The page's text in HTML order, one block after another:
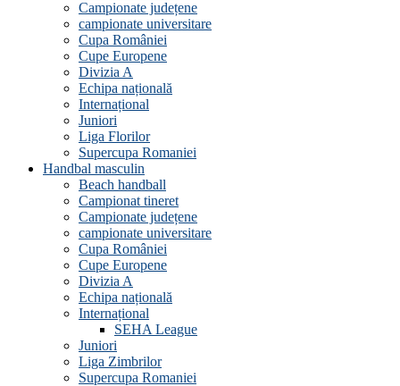
Campionate județene
campionate universitare
Cupa României
Cupe Europene
Divizia A
Echipa națională
Internațional
Juniori
Liga Florilor
Supercupa Romaniei
Handbal masculin
Beach handball
Campionat tineret
Campionate județene
campionate universitare
Cupa României
Cupe Europene
Divizia A
Echipa națională
Internațional
SEHA League
Juniori
Liga Zimbrilor
Supercupa Romaniei